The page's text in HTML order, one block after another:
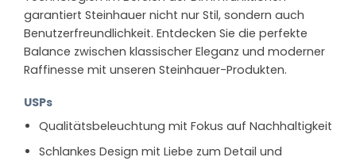
garantiert Steinhauer nicht nur Stil, sondern auch
Benutzerfreundlichkeit. Entdecken Sie die perfekte
Balance zwischen klassischer Eleganz und moderner
Raffinesse mit unseren Steinhauer-Produkten.
USPs
Qualitätsbeleuchtung mit Fokus auf Nachhaltigkeit
Schlankes Design mit Liebe zum Detail und